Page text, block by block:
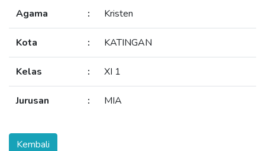
Agama : Kristen
Kota : KATINGAN
Kelas : XI 1
Jurusan : MIA